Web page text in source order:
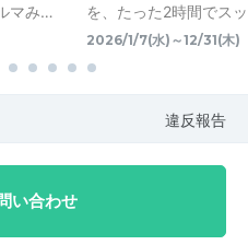
マみ…
を、たった2時間でス
2026/1/7(水)～12/31(木)
違反報告
い合わせ